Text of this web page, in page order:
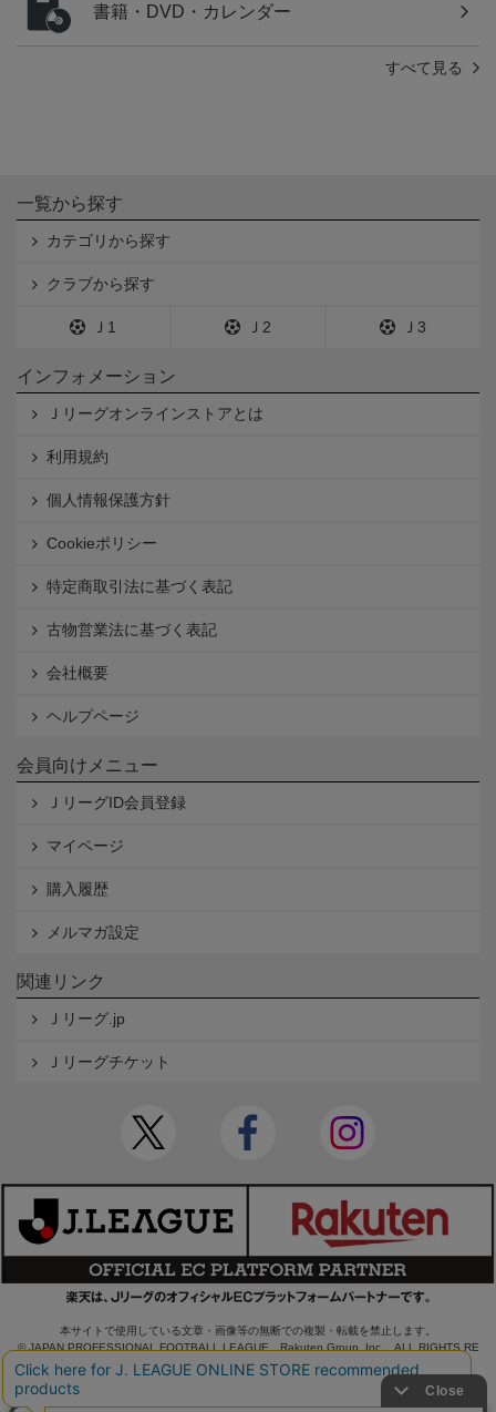
書籍・DVD・カレンダー
すべて見る
一覧から探す
カテゴリから探す
クラブから探す
Ｊ1 Ｊ2 Ｊ3
インフォメーション
Ｊリーグオンラインストアとは
利用規約
個人情報保護方針
Cookieポリシー
特定商取引法に基づく表記
古物営業法に基づく表記
会社概要
ヘルプページ
会員向けメニュー
ＪリーグID会員登録
マイページ
購入履歴
メルマガ設定
関連リンク
Ｊリーグ.jp
Ｊリーグチケット
本サイトで使用している文章・画像等の無断での複製・転載を禁止します。
© JAPAN PROFESSIONAL FOOTBALL LEAGUE Rakuten Group, Inc. ALL RIGHTS RE
SERVED.